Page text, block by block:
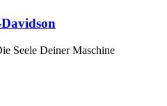
Seele Deiner Maschine